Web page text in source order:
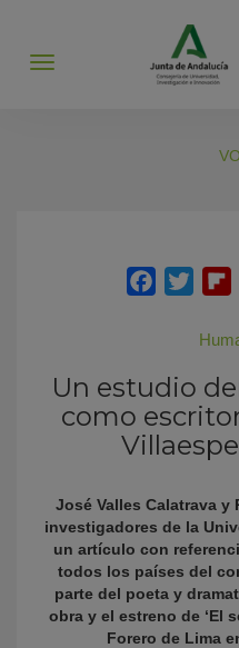
Abrir
Un estudio
como
José Valles Calatrava y
investigadores de la
un artículo con
todos los países del
parte del poeta y
obra y el estreno de ‘El
Forero de Lima